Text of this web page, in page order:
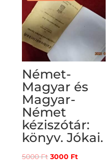
Német-
Magyar és
Magyar-
Német
kéziszótár:
könyv. Jókai.
5000Ft Original
3000 FtCurrent